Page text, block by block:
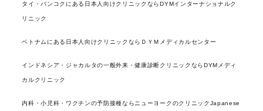
タイ・バンコクにある日本人向けクリニックならDYMインターナショナルク
リニック
ベトナムにある日本人向けクリニックならＤＹＭメディカルセンター
インドネシア・ジャカルタの一般外来・健康診断クリニックならDYMメディ
カルクリニック
内科・小児科・ワクチンの予防接種ならニューヨークのクリニックJapanese